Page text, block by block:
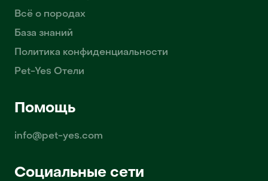
Всё о породах
База знаний
Политика конфиденциальности
Pet-Yes Отели
Помощь
info@pet-yes.com
Социальные сети